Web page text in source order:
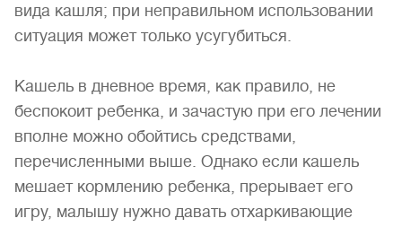
вида кашля; при неправильном использовании
ситуация может только усугубиться.
Кашель в дневное время, как правило, не
беспокоит ребенка, и зачастую при его лечении
вполне можно обойтись средствами,
перечисленными выше. Однако если кашель
мешает кормлению ребенка, прерывает его
игру, малышу нужно давать отхаркивающие